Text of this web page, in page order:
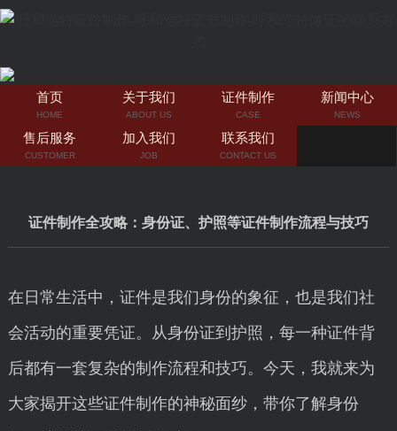
首页
HOME
关于我们
ABOUT US
证件制作
CASE
新闻中心
NEWS
售后服务
CUSTOMER
加入我们
JOB
联系我们
CONTACT US
证件制作全攻略：身份证、护照等证件制作流程与技巧
在日常生活中，证件是我们身份的象征，也是我们社
会活动的重要凭证。从身份证到护照，每一种证件背
后都有一套复杂的制作流程和技巧。今天，我就来为
大家揭开这些证件制作的神秘面纱，带你了解身份